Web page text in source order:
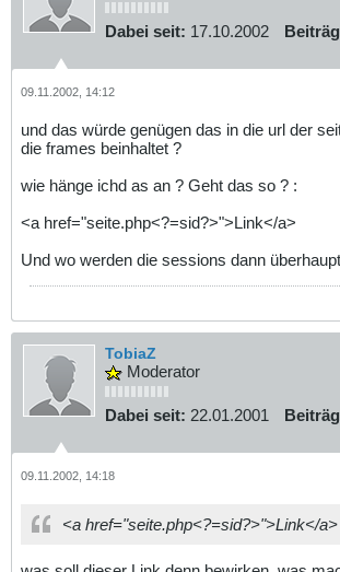
Dabei seit: 17.10.2002
09.11.2002, 14:12
und das würde genügen das in die url der
die frames beinhaltet ?
wie hänge ichd as an ? Geht das so ? :
<a href="seite.php<?=sid?>">Link</a>
Und wo werden die sessions dann
TobiaZ
Moderator
Dabei seit: 22.01.2001
09.11.2002, 14:18
<a href="seite.php<?=sid?>">Link</a>